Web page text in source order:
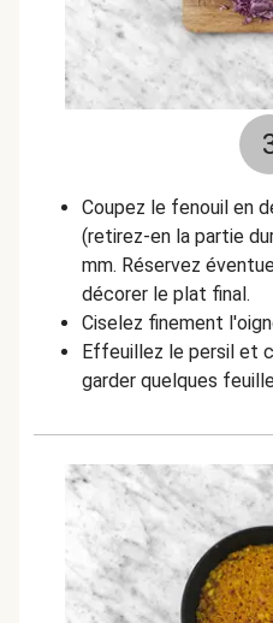
Coupez le fenouil en
(retirez-en la partie
mm. Réservez
décorer le plat final.
Ciselez finement
Effeuillez le persil et
garder quelques